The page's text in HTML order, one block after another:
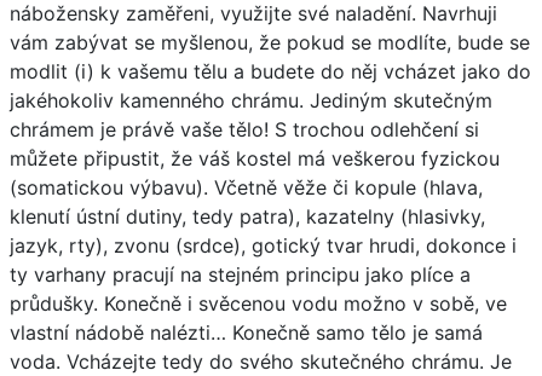
nábožensky zaměřeni, využijte své naladění. Navrhuji
vám zabývat se myšlenou, že pokud se modlíte, bude se
modlit (i) k vašemu tělu a budete do něj vcházet jako do
jakéhokoliv kamenného chrámu. Jediným skutečným
chrámem je právě vaše tělo! S trochou odlehčení si
můžete připustit, že váš kostel má veškerou fyzickou
(somatickou výbavu). Včetně věže či kopule (hlava,
klenutí ústní dutiny, tedy patra), kazatelny (hlasivky,
jazyk, rty), zvonu (srdce), gotický tvar hrudi, dokonce i
ty varhany pracují na stejném principu jako plíce a
průdušky. Konečně i svěcenou vodu možno v sobě, ve
vlastní nádobě nalézti… Konečně samo tělo je samá
voda. Vcházejte tedy do svého skutečného chrámu. Je